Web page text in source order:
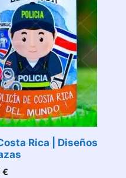
Rica | Diseños
€